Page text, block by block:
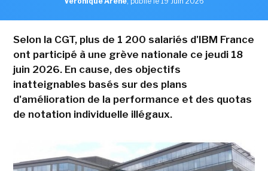
Selon la CGT, plus de 1 200 salariés d'IBM France
ont participé à une grève nationale ce jeudi 18
juin 2026. En cause, des objectifs
inatteignables basés sur des plans
d'amélioration de la performance et des quotas
de notation individuelle illégaux.